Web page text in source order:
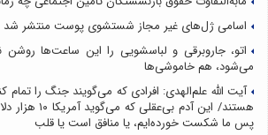
اسامی ژل‌های غیر مجاز شستشوی پوست منتشر شد
اتو، جاروبرقی و لباسشویی را این ساعت‌ها
می‌شود، هم خاموشی‌ها
آیت الله علم‌الهدی: افرادی که می‌گویند جنگ را
هستند/ این آدم
پس ما شکست خورده‌ایم، یا منافق است یا قلب